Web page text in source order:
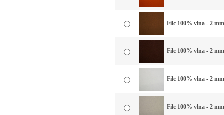
Filc 100% vlna - 2
Filc 100% vlna - 2
Filc 100% vlna - 2
Filc 100% vlna - 2